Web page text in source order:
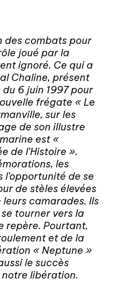
des combats pour
joué par la
ignoré. Ce qui a
Chaline, présent
6 juin 1997 pour
frégate « Le
sur les
de son illustre
est «
de l’Histoire ».
les
l’opportunité de se
de stèles élevées
leurs camarades. Ils
tourner vers la
repère. Pourtant,
et de la
« Neptune »
le succès
notre libération.